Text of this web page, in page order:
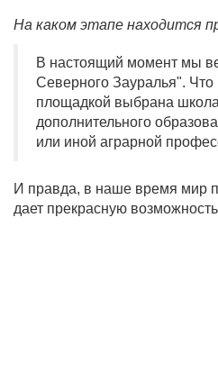
На каком этапе находится
В настоящий момент мы
Северного Зауралья". Что
площадкой выбрана
дополнительного
или иной аграрной
И правда, в наше время мир
дает прекрасную